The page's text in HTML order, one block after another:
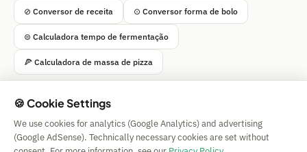
⊘ Conversor de receita ⊙ Conversor forma de bolo
⊜ Calculadora tempo de fermentação
🍕 Calculadora de massa de pizza
Simple Calculator
Impressum
| Privacy | Terms | 🍪 Cookies
🍪 Cookie Settings
We use cookies for analytics (Google Analytics) and advertising
(Google AdSense). Technically necessary cookies are set without